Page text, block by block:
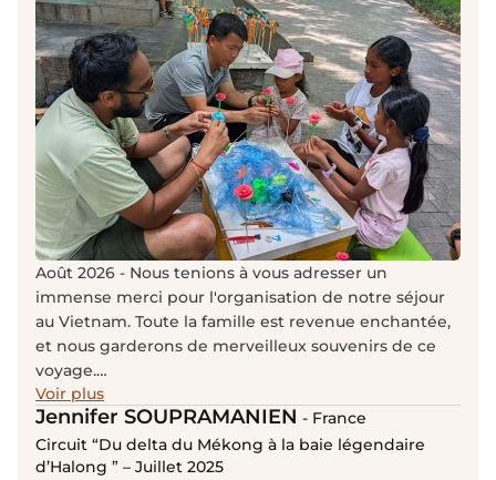
Août 2026 - Nous tenions à vous adresser un
immense merci pour l'organisation de notre séjour
au Vietnam. Toute la famille est revenue enchantée,
et nous garderons de merveilleux souvenirs de ce
voyage.
Dès nos premiers échanges, avant même la
réservation, vous avez pris le temps d'écouter nos
attentes, de respecter notre budget et de nous
proposer un itinéraire parfaitement adapté à notre
Voir plus
Jennifer SOUPRAMANIEN - France
Circuit “Du delta du Mékong à la baie légendaire
d’Halong ” – Juillet 2025